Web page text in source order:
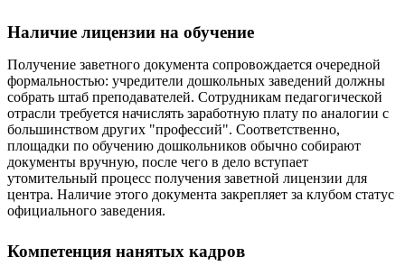
Наличие лицензии на обучение
Получение заветного документа сопровождается очередной
формальностью: учредители дошкольных заведений должны
собрать штаб преподавателей. Сотрудникам педагогической
отрасли требуется начислять заработную плату по аналогии с
большинством других "профессий". Соответственно,
площадки по обучению дошкольников обычно собирают
документы вручную, после чего в дело вступает
утомительный процесс получения заветной лицензии для
центра. Наличие этого документа закрепляет за клубом статус
официального заведения.
Компетенция нанятых кадров